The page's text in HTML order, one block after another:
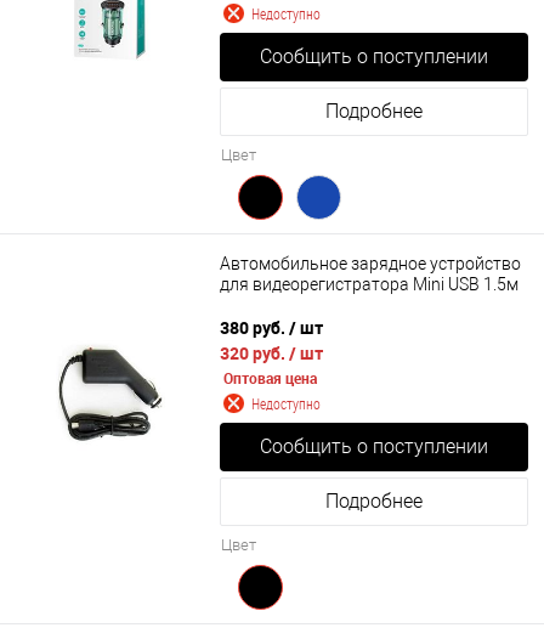
Недоступно
Сообщить о поступлении
Подробнее
Цвет
Автомобильное зарядное устройство
для видеорегистратора Mini USB 1.5м
380 руб. / шт
320 руб. / шт
Оптовая цена
Недоступно
Сообщить о поступлении
Подробнее
Цвет